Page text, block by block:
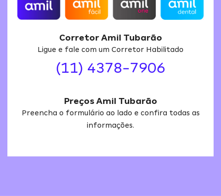
Corretor Amil Tubarão
Ligue e fale com um Corretor Habilitado
(11) 4378-7906
Preços Amil Tubarão
Preencha o formulário ao lado e confira todas as
informações.